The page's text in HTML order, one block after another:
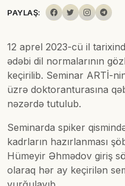
PAYLAŞ:
12 aprel 2023-cü il
ədəbi dil normalarının
keçirilib. Seminar ARTİ-
üzrə doktoranturasına
nəzərdə tutulub.
Seminarda spiker
kadrların hazırlanması
Hümeyir Əhmədov giriş
olaraq hər ay keçirilən